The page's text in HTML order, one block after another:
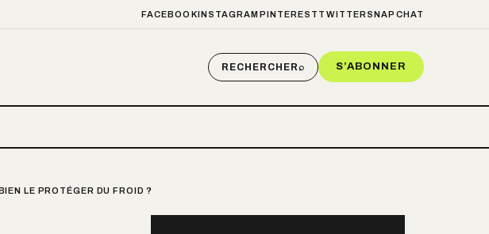
FACEBOOKINSTAGRAM PINTEREST TWITTER SNAPCHAT
RECHERCHER⌕ S’ABONNER
LE PROTÉGER DU FROID ?